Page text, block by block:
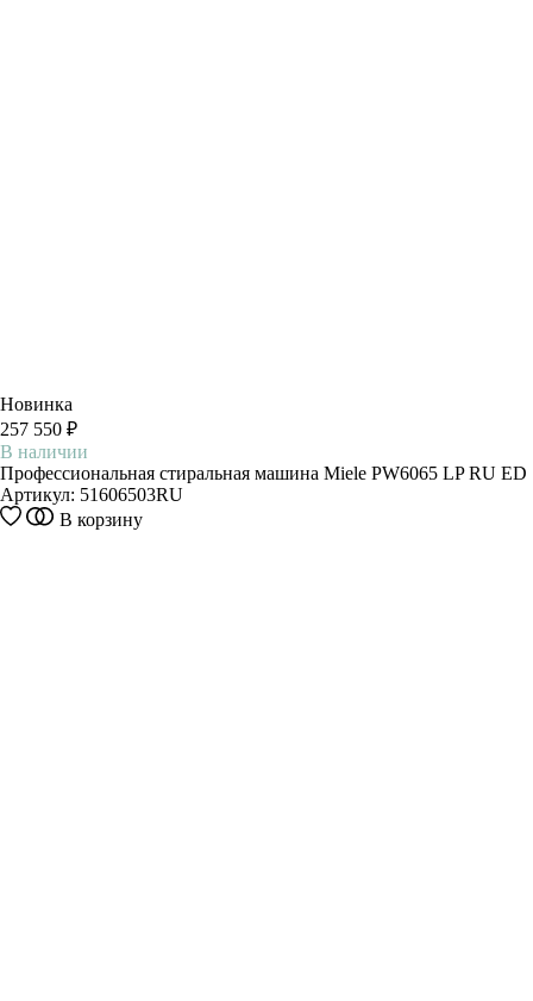
Новинка
257 550 ₽
В наличии
Профессиональная стиральная машина Miele PW6065 LP RU ED
Артикул: 51606503RU
В корзину